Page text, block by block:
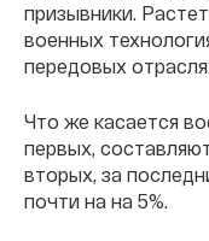
призывники.
военных
передовых
Что же касается
первых,
вторых, за
почти на на 5%.